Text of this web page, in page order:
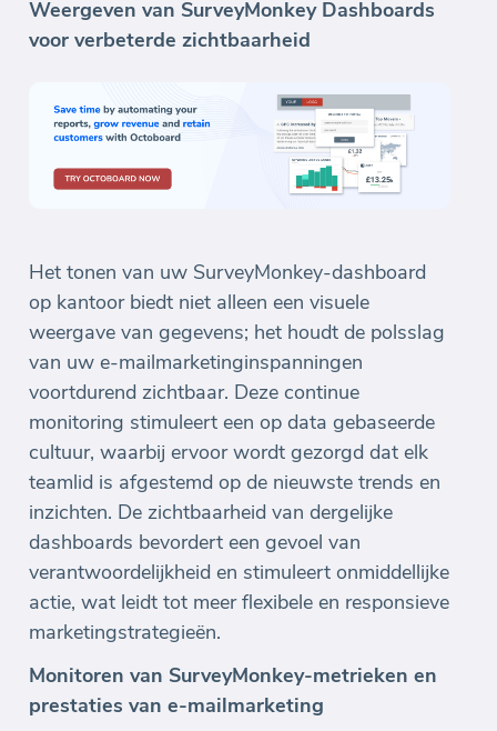
Weergeven van SurveyMonkey Dashboards
voor verbeterde zichtbaarheid
Het tonen van uw SurveyMonkey-dashboard
op kantoor biedt niet alleen een visuele
weergave van gegevens; het houdt de polsslag
van uw e-mailmarketinginspanningen
voortdurend zichtbaar. Deze continue
monitoring stimuleert een op data gebaseerde
cultuur, waarbij ervoor wordt gezorgd dat elk
teamlid is afgestemd op de nieuwste trends en
inzichten. De zichtbaarheid van dergelijke
dashboards bevordert een gevoel van
verantwoordelijkheid en stimuleert onmiddellijke
actie, wat leidt tot meer flexibele en responsieve
marketingstrategieën.
Monitoren van SurveyMonkey-metrieken en
prestaties van e-mailmarketing